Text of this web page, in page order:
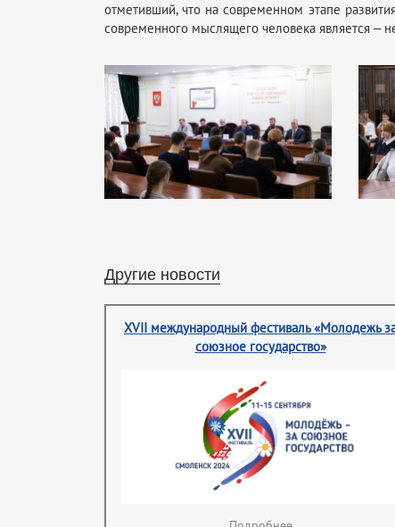
отметивший, что на современном этапе
современного мыслящего человека является ‒
Другие новости
XVII международный фестиваль «Молодежь
союзное государство»